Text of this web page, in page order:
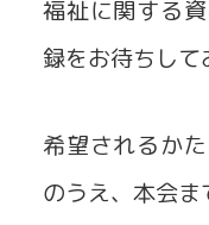
福祉に関する
録をお待ちして
希望されるか
のうえ、本会ま